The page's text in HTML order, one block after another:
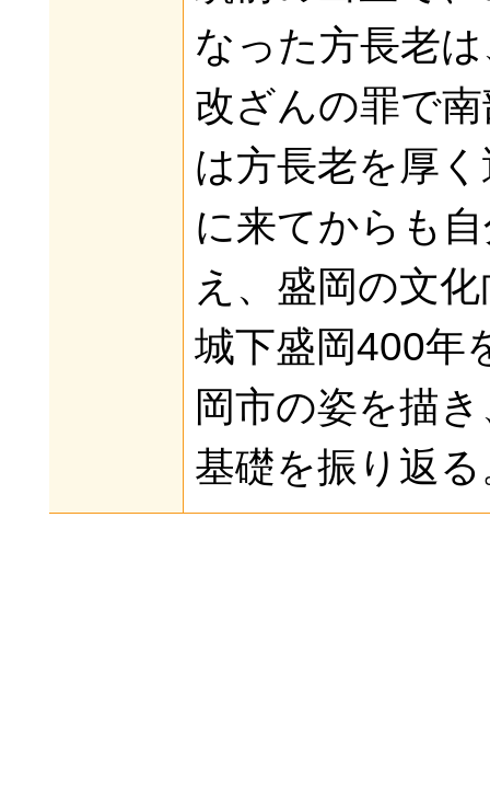
なった方長老
改ざんの罪で
は方長老を厚
に来てからも
え、盛岡の文
城下盛岡400年
岡市の姿を描
基礎を振り返る